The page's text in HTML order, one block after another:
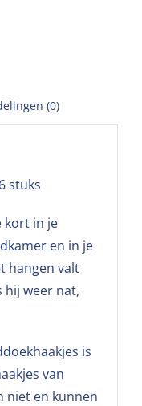
(0)
stuks
kort in je
en in je
hangen valt
hij weer nat,
is
van
niet en kunnen